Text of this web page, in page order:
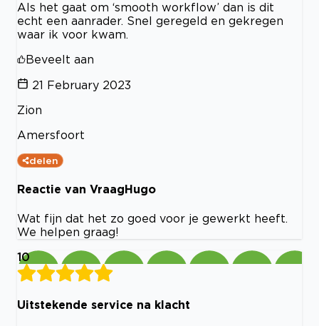
Als het gaat om ‘smooth workflow’ dan is dit
echt een aanrader. Snel geregeld en gekregen
waar ik voor kwam.
Beveelt aan
21 February 2023
Zion
Amersfoort
delen
Reactie van VraagHugo
Wat fijn dat het zo goed voor je gewerkt heeft.
We helpen graag!
10
Uitstekende service na klacht